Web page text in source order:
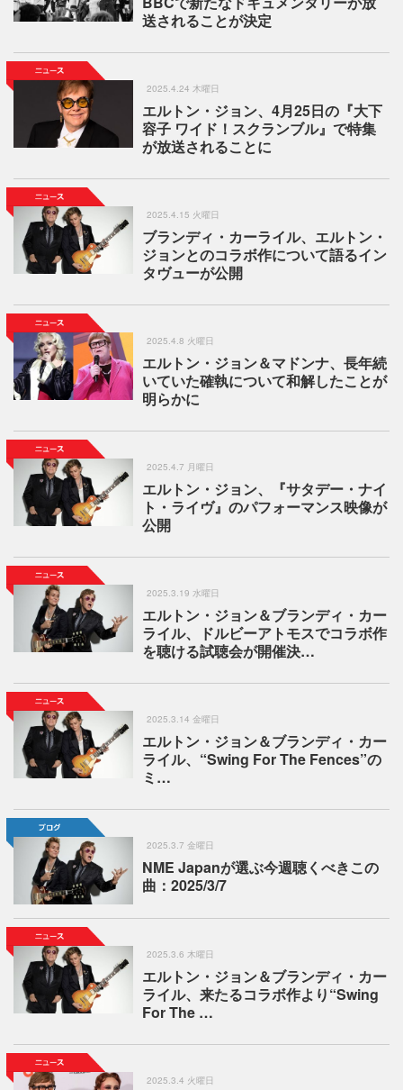
送されることが決定
2025.4.24 木曜日
エルトン・ジョン、4月25日の『大下
容子 ワイド！スクランブル』で特集
が放送されることに
2025.4.15 火曜日
ブランディ・カーライル、エルトン・
ジョンとのコラボ作について語るイン
タヴューが公開
2025.4.8 火曜日
エルトン・ジョン＆マドンナ、長年続
いていた確執について和解したことが
明らかに
2025.4.7 月曜日
エルトン・ジョン、『サタデー・ナイ
ト・ライヴ』のパフォーマンス映像が
公開
2025.3.19 水曜日
エルトン・ジョン＆ブランディ・カー
ライル、ドルビーアトモスでコラボ作
を聴ける試聴会が開催決…
2025.3.14 金曜日
エルトン・ジョン＆ブランディ・カー
ライル、“Swing For The Fences”の
ミ…
2025.3.7 金曜日
NME Japanが選ぶ今週聴くべきこの
曲：2025/3/7
2025.3.6 木曜日
エルトン・ジョン＆ブランディ・カー
ライル、来たるコラボ作より“Swing
For The …
2025.3.4 火曜日